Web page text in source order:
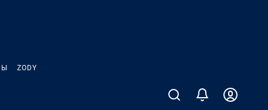
ZODY